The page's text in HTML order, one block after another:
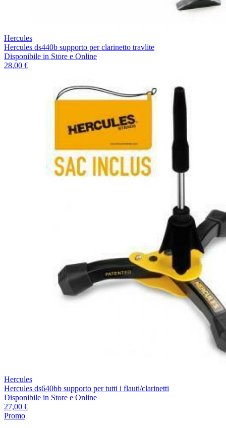
Hercules
Hercules ds440b supporto per clarinetto travlite
Disponibile in Store e Online
28,00 €
Hercules
Hercules ds640bb supporto per tutti i flauti/clarinetti
Disponibile in Store e Online
27,00 €
Promo